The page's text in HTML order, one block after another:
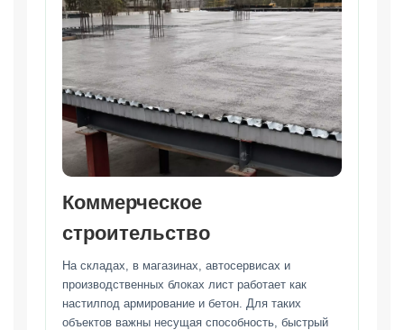
Коммерческое
строительство
На складах, в магазинах, автосервисах и
производственных блоках лист работает как
настилпод армирование и бетон. Для таких
объектов важны несущая способность, быстрый